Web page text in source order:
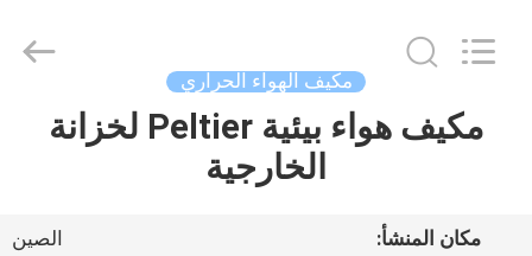
منزل
(Guangzhou)
مكيف الهواء الحراري
مكيف هواء بيئية Peltier لخزانة
الخارجية
مكان المنشأ:
الصين